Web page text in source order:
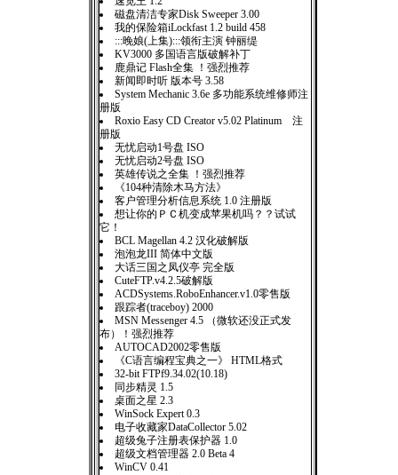
磁盘清洁专家Disk Sweeper 3.00
我的保险箱iLockfast 1.2 build 458
:::晚娘(上集):::领衔主演 钟丽缇
KV3000 多国语言版破解补丁
鹿鼎记 Flash全集 ！强烈推荐
新闻即时听 版本号 3.58
System Mechanic 3.6e 多功能系统维修师注
册版
Roxio Easy CD Creator v5.02 Platinum 注
册版
无忧启动1号盘 ISO
无忧启动2号盘 ISO
英雄传说之全集 ！强烈推荐
《104种清除木马方法》
客户管理分析信息系统 1.0 注册版
想让你的ＰＣ机变成苹果机吗？？试试
它！
BCL Magellan 4.2 汉化破解版
泡泡龙III 简体中文版
大话三国之凤仪亭 完全版
CuteFTP.v4.2.5破解版
ACDSystems.RoboEnhancer.v1.0零售版
跟踪者(traceboy) 2000
MSN Messenger 4.5 （微软还没正式发
布）！强烈推荐
AUTOCAD2002零售版
《C语言编程宝典之一》 HTML格式
32-bit FTPf9.34.02(10.18)
同步精灵 1.5
桌面之星 2.3
WinSock Expert 0.3
电子收藏家DataCollector 5.02
超级兔子注册表保护器 1.0
超级文档管理器 2.0 Beta 4
WinCV 0.41